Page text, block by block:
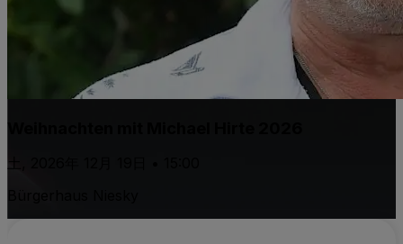
土, 2026年 12月 19日 • 15:00